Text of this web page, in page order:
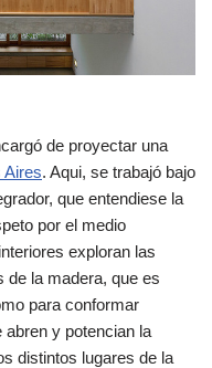
de proyectar una
Aires. Aqui, se trabajó bajo
que entendiese la
por el medio
exploran las
la madera, que es
para conformar
y potencian la
distintos lugares de la